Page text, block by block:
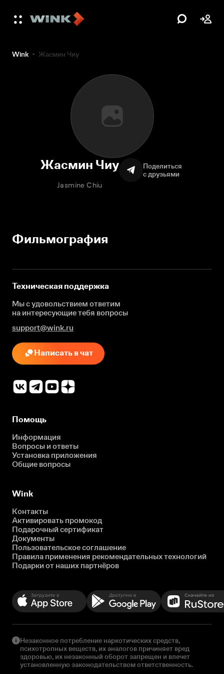
Wink Жасмин Чиу
Жасмин Чиу
Jasmine Chiu
Поделиться
с друзьями
Фильмография
Техническая поддержка
Мы с удовольствием ответим
на интересующиетебя вопросы
support@wink.ru
Написать в чат
Помощь
Информация
Вопросы и ответы
Установка приложения
Общие вопросы
Wink
Контакты
Активировать промокод
Подарочный сертификат
Документы
Пользовательское соглашение
Правила применения рекомендательных технологий
Подарки от наших партнёров
Незаконное потребление наркотических средств,
психотропных веществ, их аналогов причиняет вред
здоровью, их незаконный оборот запрещен и влечет
установленную законодательством ответственность.